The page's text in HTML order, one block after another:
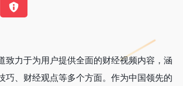
致力于为用户提供全面的财经视频内容，涵
巧、财经观点等多个方面。作为中国领先的